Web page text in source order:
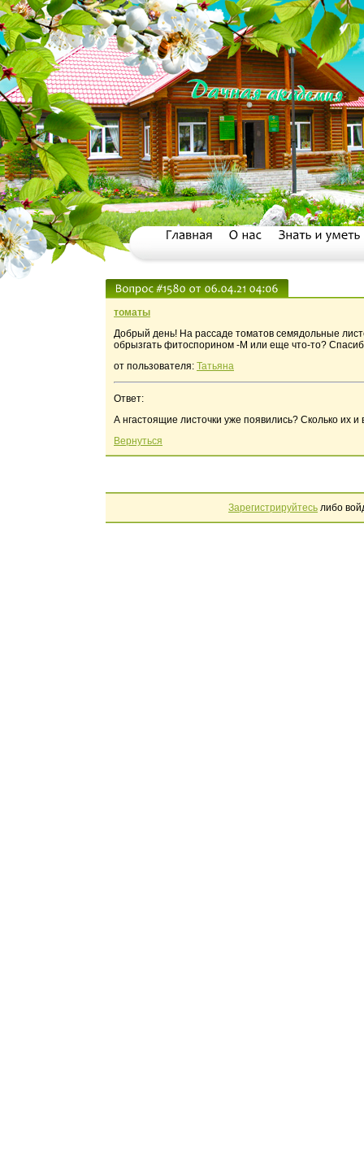
томаты
Добрый день! На рассаде томатов семядольные
обрызгать фитоспорином -М или еще что-то?
от пользователя: Татьяна
Ответ:
А нгастоящие листочки уже появились? Сколько их и
Вернуться
Зарегистрируйтесь либо